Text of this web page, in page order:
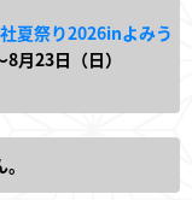
夏祭り2026inよみう
月23日（日）